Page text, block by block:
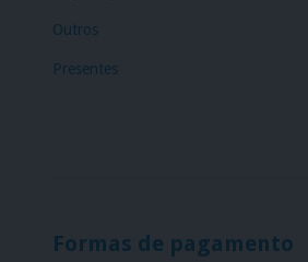
Outros
Presentes
Formas de pagamento